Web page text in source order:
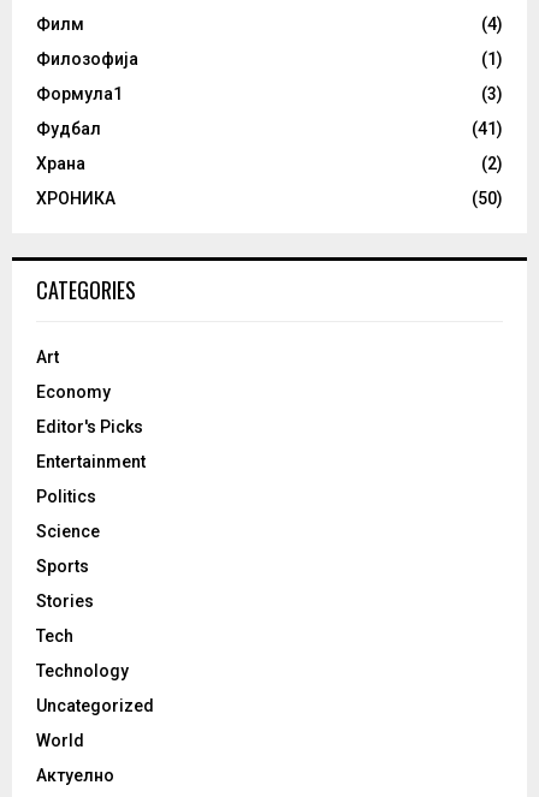
Филм
(4)
Филозофија
(1)
Формула1
(3)
Фудбал
(41)
Храна
(2)
ХРОНИКА
(50)
CATEGORIES
Art
Economy
Editor's Picks
Entertainment
Politics
Science
Sports
Stories
Tech
Technology
Uncategorized
World
Актуелно